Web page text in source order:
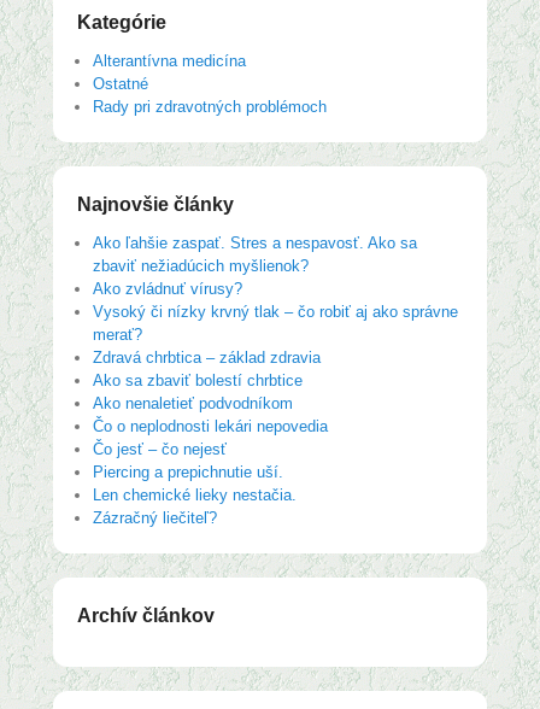
Kategórie
Alterantívna medicína
Ostatné
Rady pri zdravotných problémoch
Najnovšie články
Ako ľahšie zaspať. Stres a nespavosť. Ako sa
zbaviť nežiadúcich myšlienok?
Ako zvládnuť vírusy?
Vysoký či nízky krvný tlak – čo robiť aj ako správne
merať?
Zdravá chrbtica – základ zdravia
Ako sa zbaviť bolestí chrbtice
Ako nenaletieť podvodníkom
Čo o neplodnosti lekári nepovedia
Čo jesť – čo nejesť
Piercing a prepichnutie uší.
Len chemické lieky nestačia.
Zázračný liečiteľ?
Archív článkov